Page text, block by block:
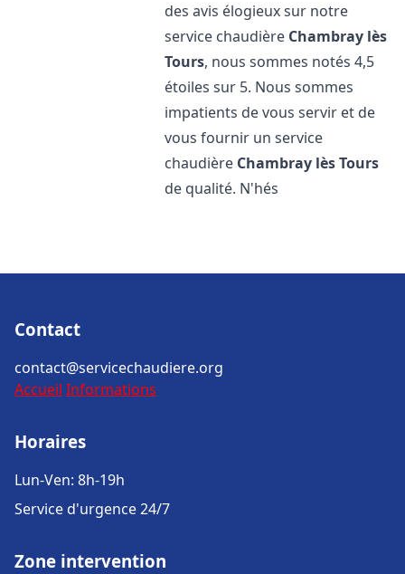
des avis élogieux sur notre
service chaudière Chambray lès
Tours, nous sommes notés 4,5
étoiles sur 5. Nous sommes
impatients de vous servir et de
vous fournir un service
chaudière Chambray lès Tours
de qualité. N'hés
Contact
contact@servicechaudiere.org
Accueil Informations
Horaires
Lun-Ven: 8h-19h
Service d'urgence 24/7
Zone intervention